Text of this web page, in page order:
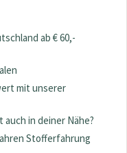
ab € 60,-
mit unserer
auch in deiner Nähe?
Stofferfahrung